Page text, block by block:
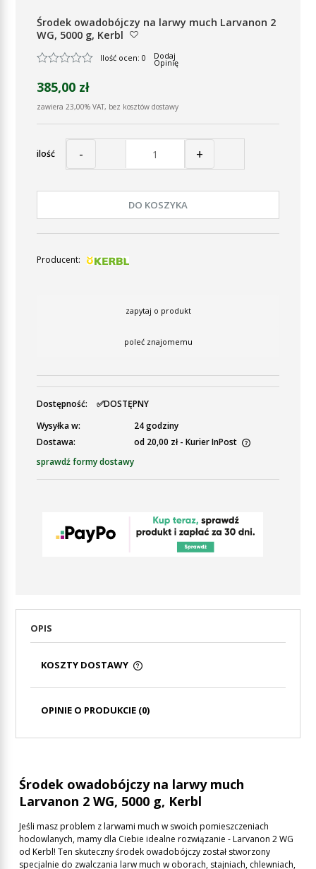
Środek owadobójczy na larwy much Larvanon 2
WG, 5000 g, Kerbl
Ilość ocen: 0 Dodaj
Opinię
385,00 zł
zawiera 23,00% VAT, bez kosztów dostawy
ilość - +
DO KOSZYKA
Producent:
zapytaj o produkt
poleć znajomemu
Dostępność:
✅DOSTĘPNY
Wysyłka w:
24 godziny
Dostawa:
od 20,00 zł - Kurier InPost
Cena nie zawiera ewentualnych kosztów płatności
sprawdź formy dostawy
OPIS
KOSZTY DOSTAWY
PŁATNOŚCI
OPINIE O PRODUKCIE (0)
Środek owadobójczy na larwy much
Larvanon 2 WG, 5000 g, Kerbl
Jeśli masz problem z larwami much w swoich pomieszczeniach
hodowlanych, mamy dla Ciebie idealne rozwiązanie - Larvanon 2 WG
od Kerbl! Ten skuteczny środek owadobójczy został stworzony
specjalnie do zwalczania larw much w oborach, stajniach, chlewniach,